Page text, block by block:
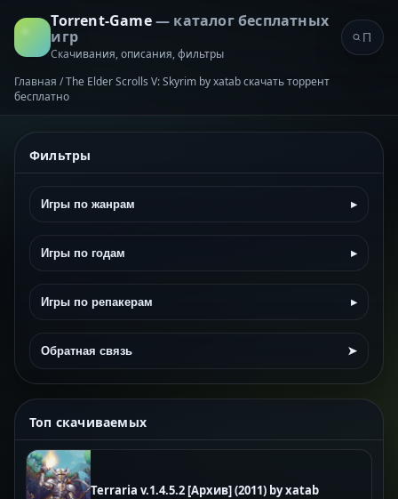
Torrent-Game— каталог бесплатных
игр
Скачивания, описания, фильтры
Главная /The Elder Scrolls V: Skyrim by xatab скачать торрент
бесплатно
Фильтры
Игры по жанрам ▸
Игры по годам ▸
Игры по репакерам ▸
Обратная связь ➤
Топ скачиваемых
Terraria v.1.4.5.2 [Архив] (2011) by xatab